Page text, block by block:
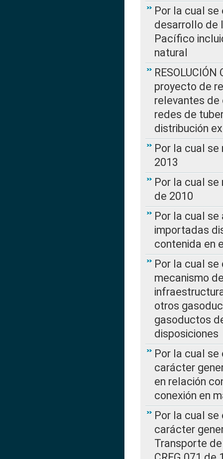
Por la cual
desarrollo de
Pacífico
natural
proyecto de
relevantes de
redes de
distribución
Por la cual se
2013
Por la cual se
de 2010
Por la cual
importadas
contenida en
Por la cual se
mecanismo
otros
gasoductos
disposiciones
Por la cual
carácter
en relación
conexión en
Por la cual
carácter
Transporte